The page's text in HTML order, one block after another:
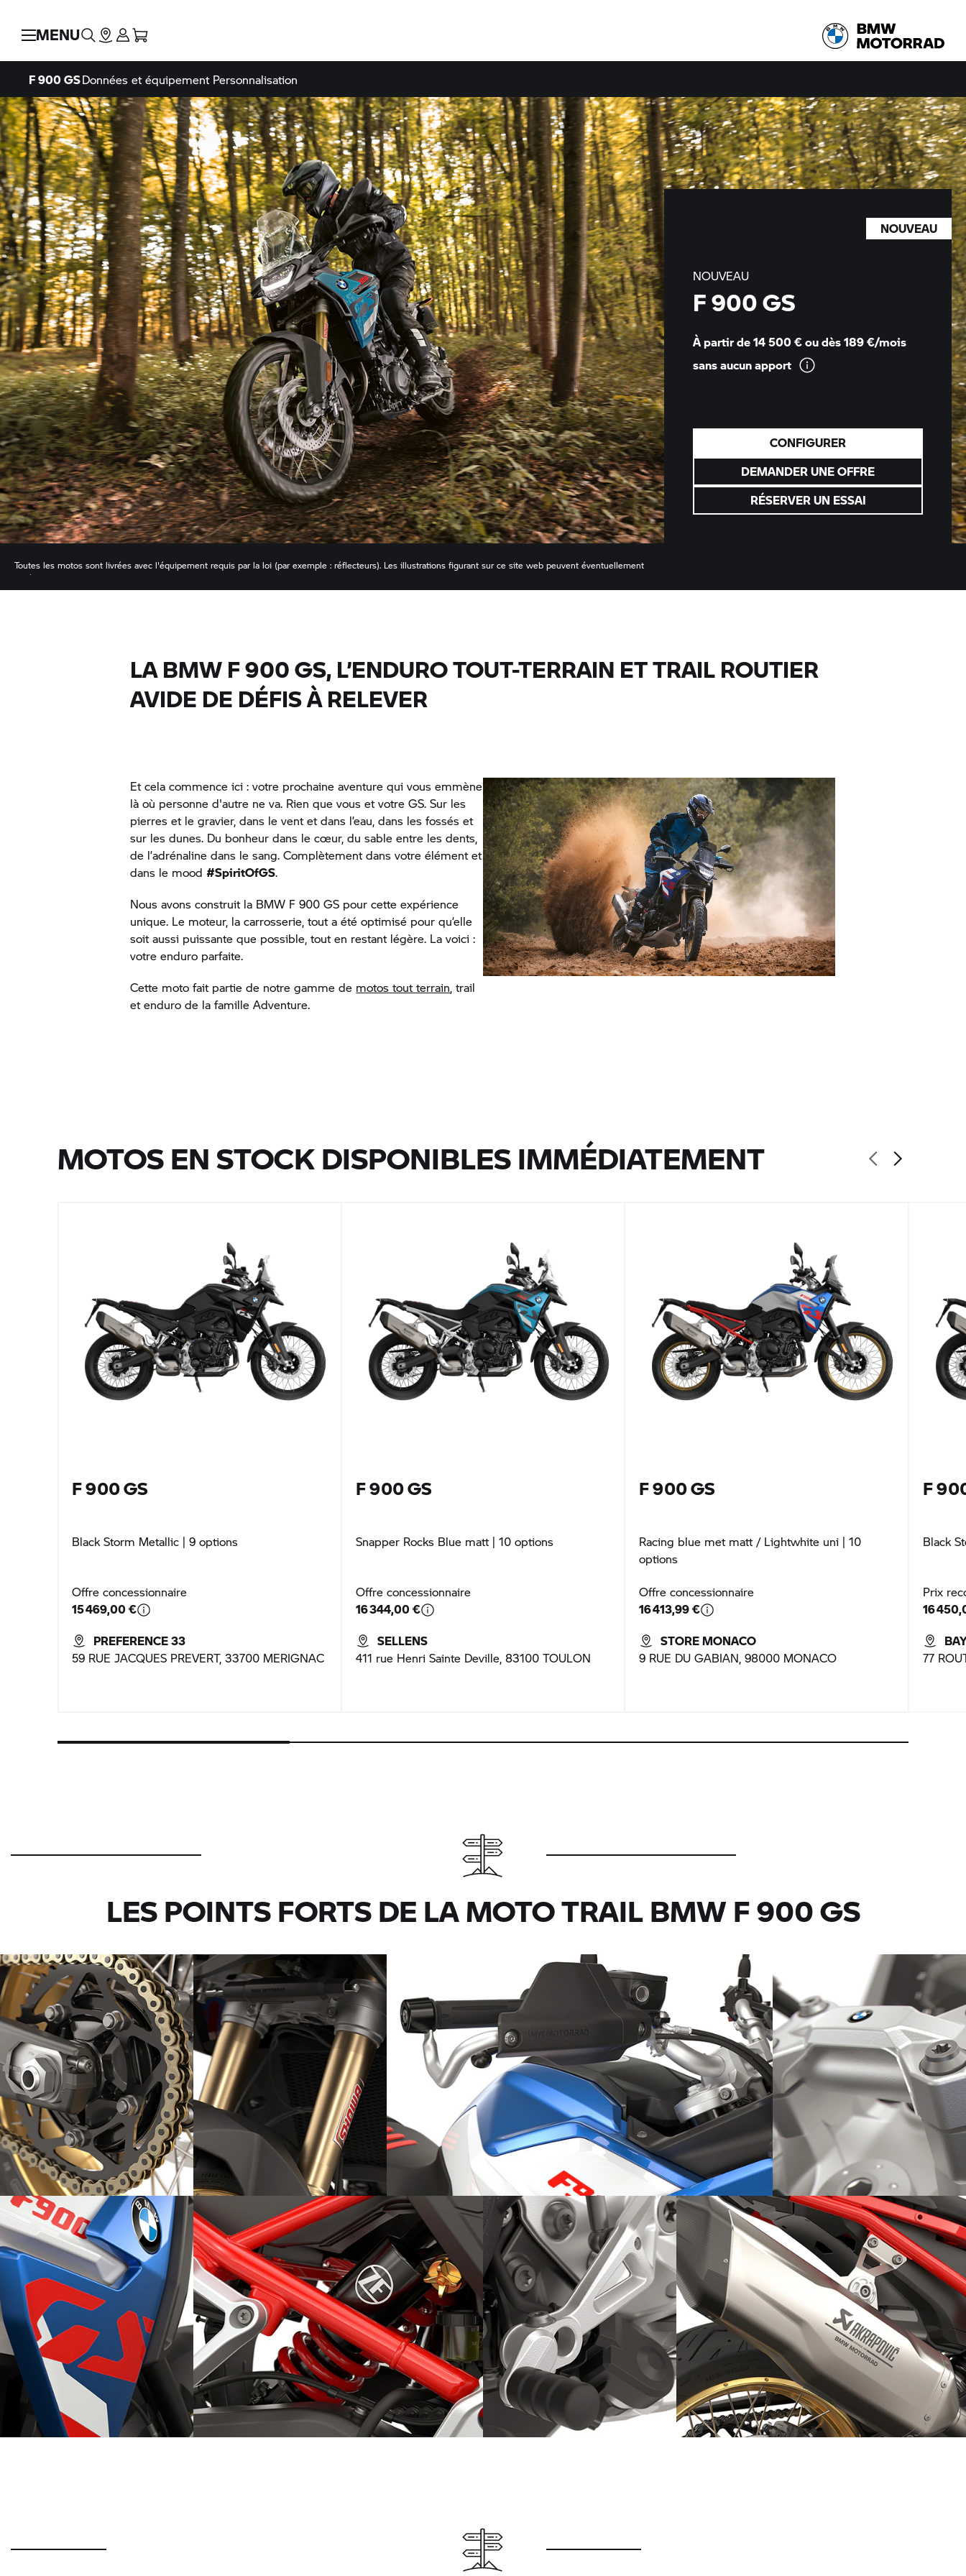
MENU
F 900 GSDonnées et équipement Personnalisation
NOUVEAU
NOUVEAU
F 900 GS
À partir de 14 500 € ou dès 189 €/mois
sans aucunapport
CONFIGURER
DEMANDER UNE OFFRE
RÉSERVER UN ESSAI
Toutes les motos sont livrées avec l'équipement requis par la loi (par exemple : réflecteurs). Les illustrations figurant sur ce site web peuvent éventuellement
différer.
LA BMW F 900 GS, L’ENDURO TOUT-TERRAIN ET TRAIL ROUTIER
AVIDE DE DÉFIS À RELEVER
Et cela commence ici : votre prochaine aventure qui vous emmène
là où personne d'autre ne va. Rien que vous et votre GS. Sur les
pierres et le gravier, dans le vent et dans l’eau, dans les fossés et
sur les dunes. Du bonheur dans le cœur, du sable entre les dents,
de l’adrénaline dans le sang. Complètement dans votre élément et
dans le mood#SpiritOfGS.
Nous avons construit la BMW F 900 GS pour cette expérience
unique. Le moteur, la carrosserie, tout a été optimisé pour qu’elle
soit aussi puissante que possible, tout en restant légère. La voici :
votre enduro parfaite.
Cette moto fait partie de notre gamme de motos tout terrain, trail
et enduro de la famille Adventure.
MOTOS EN STOCK DISPONIBLES IMMÉDIATEMENT
F 900 GS
Black Storm Metallic | 9 options
Offre concessionnaire
15 469,00 €
PREFERENCE 33
59 RUE JACQUES PREVERT, 33700 MERIGNAC
F 900 GS
Snapper Rocks Blue matt| 10 options
Offre concessionnaire
16 344,00 €
SELLENS
411 rue Henri Sainte Deville, 83100 TOULON
F 900 GS
Racing blue met matt / Lightwhite uni | 10
options
Offre concessionnaire
16 413,99 €
STORE MONACO
9 RUE DU GABIAN, 98000 MONACO
F
Black
Prix
16
77
LES POINTS FORTS DE LA MOTO TRAIL BMW F 900 GS
Chaîne M Endurance à
maintenance réduite
Fourche Showa réglable Protège-main Enduro avec potence métallique
Rehausseur de guidon
supplémentaire